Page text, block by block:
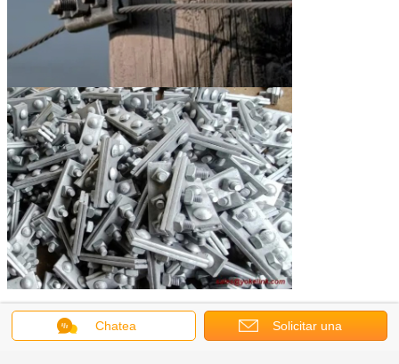
Obtenga el mejor precio por
Chatea Solicitar una